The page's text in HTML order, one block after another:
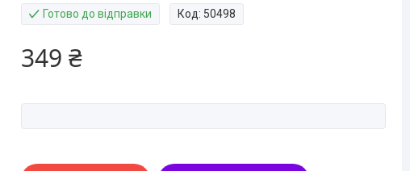
Готово до відправки Код: 50498
349 ₴